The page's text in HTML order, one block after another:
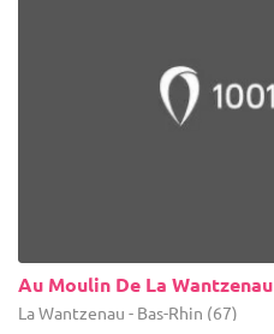
Au Moulin De La Wantzenau
La Wantzenau - Bas-Rhin (67)